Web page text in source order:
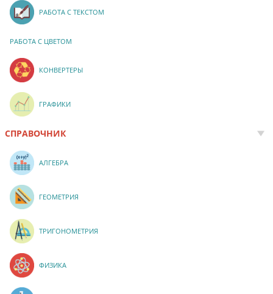
РАБОТА С ТЕКСТОМ
РАБОТА С ЦВЕТОМ
КОНВЕРТЕРЫ
ГРАФИКИ
СПРАВОЧНИК
АЛГЕБРА
ГЕОМЕТРИЯ
ТРИГОНОМЕТРИЯ
ФИЗИКА